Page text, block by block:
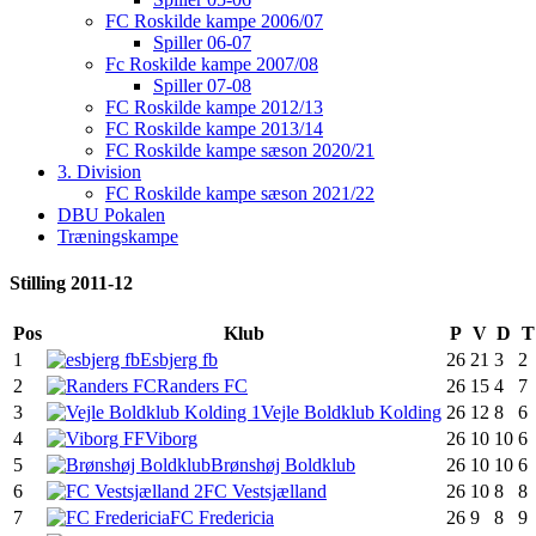
FC Roskilde kampe 2006/07
Spiller 06-07
Fc Roskilde kampe 2007/08
Spiller 07-08
FC Roskilde kampe 2012/13
FC Roskilde kampe 2013/14
FC Roskilde kampe sæson 2020/21
3. Division
FC Roskilde kampe sæson 2021/22
DBU Pokalen
Træningskampe
Stilling 2011-12
Pos Klub P V D T
1
Esbjerg fb 26 21 3 2
2
Randers FC 26 15 4 7
3
Vejle Boldklub Kolding 26 12 8 6
4
Viborg 26 10 10 6
5
Brønshøj Boldklub 26 10 10 6
6
FC Vestsjælland 26 10 8 8
7
FC Fredericia 26 9 8 9